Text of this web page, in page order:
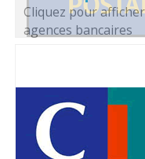
Cliquez pour
agences bancaires